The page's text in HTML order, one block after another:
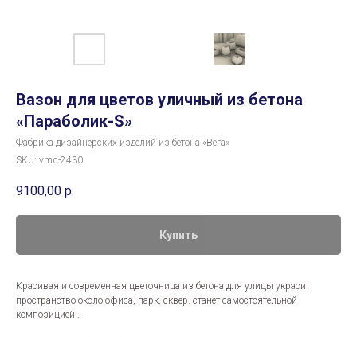
Вазон для цветов уличный из бетона
«Параболик-S»
Фабрика дизайнерских изделий из бетона «Вега»
SKU: vmd-2430
9100,00 р.
Купить
Красивая и современная цветочница из бетона для улицы украсит
пространство около офиса, парк, сквер. станет самостоятельной
композицией..